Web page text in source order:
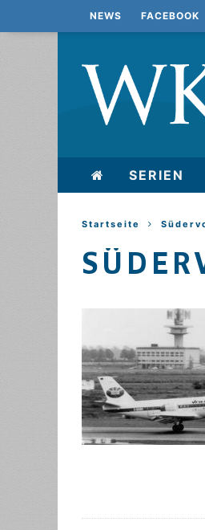
NEWS FACEBOOK
SERIEN
Startseite